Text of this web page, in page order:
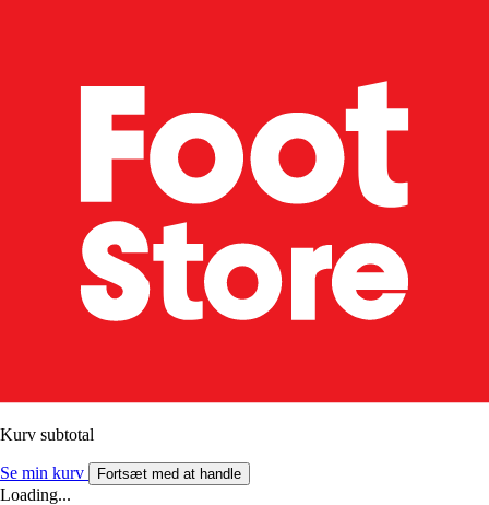
Kurv subtotal
Se min kurv Fortsæt med at handle
Loading...